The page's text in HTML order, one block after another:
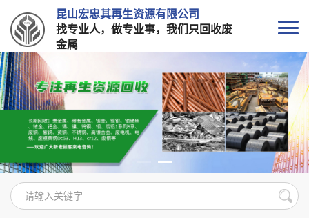
昆山宏忠其再生资源有限公司
找专业人，做专业事，我们只回收废
金属